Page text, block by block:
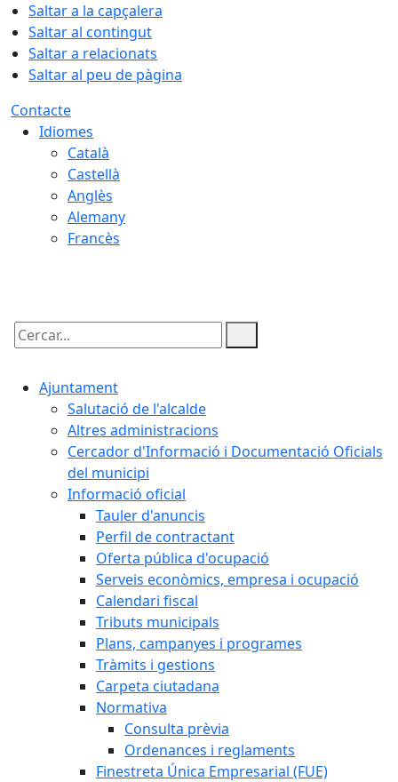
Saltar a la capçalera
Saltar al contingut
Saltar a relacionats
Saltar al peu de pàgina
Contacte
Idiomes
Català
Castellà
Anglès
Alemany
Francès
Cercar:
Ajuntament
Salutació de l'alcalde
Altres administracions
Cercador d'Informació i Documentació Oficials
del municipi
Informació oficial
Tauler d'anuncis
Perfil de contractant
Oferta pública d'ocupació
Serveis econòmics, empresa i ocupació
Calendari fiscal
Tributs municipals
Plans, campanyes i programes
Tràmits i gestions
Carpeta ciutadana
Normativa
Consulta prèvia
Ordenances i reglaments
Finestreta Única Empresarial (FUE)